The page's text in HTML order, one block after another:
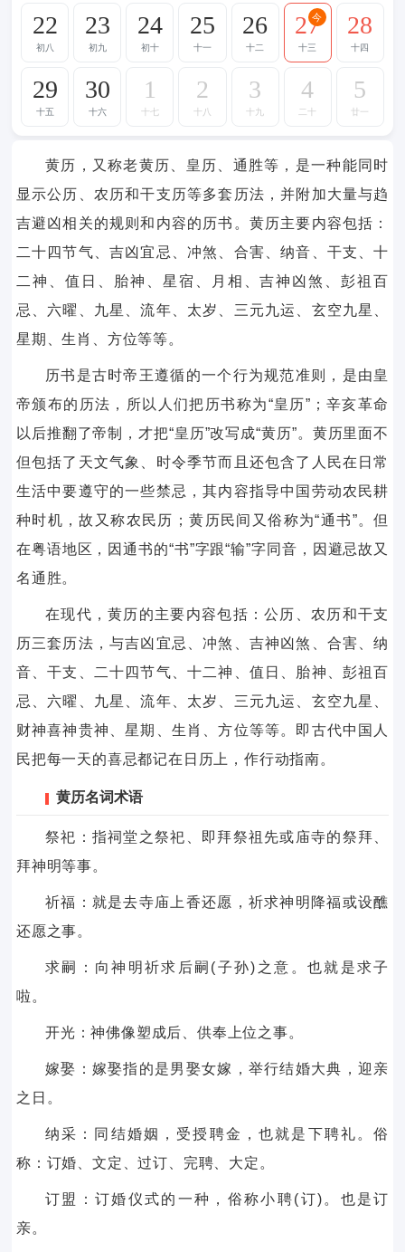
22
初八
23
初九
24
初十
25
十一
26
十二
27
十三
今 28
十四
29
十五
30
十六
1
十七
2
十八
3
十九
4
二十
5
廿一
黄历，又称老黄历、皇历、通胜等，是一种能同时
显示公历、农历和干支历等多套历法，并附加大量与趋
吉避凶相关的规则和内容的历书。黄历主要内容包括：
二十四节气、吉凶宜忌、冲煞、合害、纳音、干支、十
二神、值日、胎神、星宿、月相、吉神凶煞、彭祖百
忌、六曜、九星、流年、太岁、三元九运、玄空九星、
星期、生肖、方位等等。
历书是古时帝王遵循的一个行为规范准则，是由皇
帝颁布的历法，所以人们把历书称为“皇历”；辛亥革命
以后推翻了帝制，才把“皇历”改写成“黄历”。黄历里面不
但包括了天文气象、时令季节而且还包含了人民在日常
生活中要遵守的一些禁忌，其内容指导中国劳动农民耕
种时机，故又称农民历；黄历民间又俗称为“通书”。但
在粤语地区，因通书的“书”字跟“输”字同音，因避忌故又
名通胜。
在现代，黄历的主要内容包括：公历、农历和干支
历三套历法，与吉凶宜忌、冲煞、吉神凶煞、合害、纳
音、干支、二十四节气、十二神、值日、胎神、彭祖百
忌、六曜、九星、流年、太岁、三元九运、玄空九星、
财神喜神贵神、星期、生肖、方位等等。即古代中国人
民把每一天的喜忌都记在日历上，作行动指南。
黄历名词术语
祭祀：指祠堂之祭祀、即拜祭祖先或庙寺的祭拜、
拜神明等事。
祈福：就是去寺庙上香还愿，祈求神明降福或设醮
还愿之事。
求嗣：向神明祈求后嗣(子孙)之意。也就是求子
啦。
开光：神佛像塑成后、供奉上位之事。
嫁娶：嫁娶指的是男娶女嫁，举行结婚大典，迎亲
之日。
纳采：同结婚姻，受授聘金，也就是下聘礼。俗
称：订婚、文定、过订、完聘、大定。
订盟：订婚仪式的一种，俗称小聘(订)。也是订
亲。